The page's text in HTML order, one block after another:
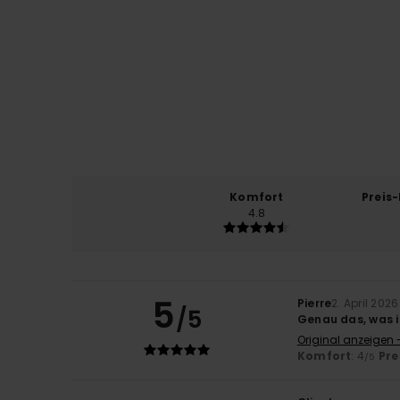
Komfort
4.8
5/5 Pierre2. April 2026
Genau das, was
Original anzeigen
Komfort: 4/5